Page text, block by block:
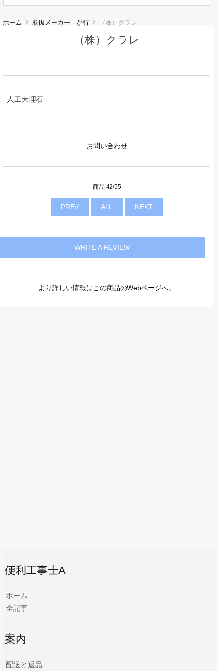
ホーム 取扱メーカー か行 （株）クラレ
（株）クラレ
人工大理石
お問い合わせ
商品 42/55
PREV ALL NEXT
WRITE A REVIEW
より詳しい情報はこの商品のWebページへ。
便利工事士A
ホーム
全記事
案内
配送と返品